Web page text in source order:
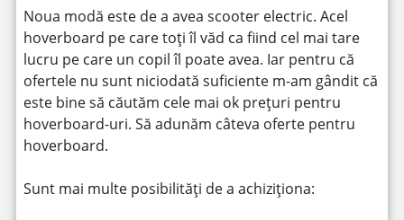
Noua modă este de a avea scooter electric. Acel
hoverboard pe care toți îl văd ca fiind cel mai tare
lucru pe care un copil îl poate avea. Iar pentru că
ofertele nu sunt niciodată suficiente m-am gândit că
este bine să căutăm cele mai ok prețuri pentru
hoverboard-uri. Să adunăm câteva oferte pentru
hoverboard.
Sunt mai multe posibilități de a achiziționa: